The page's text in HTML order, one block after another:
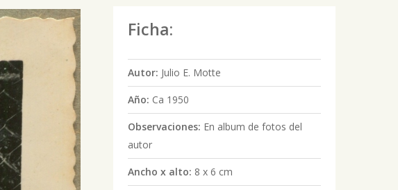
Ficha:
Autor: Julio E. Motte
Año: Ca 1950
Observaciones: En album de fotos del
autor
Ancho x alto: 8 x 6 cm